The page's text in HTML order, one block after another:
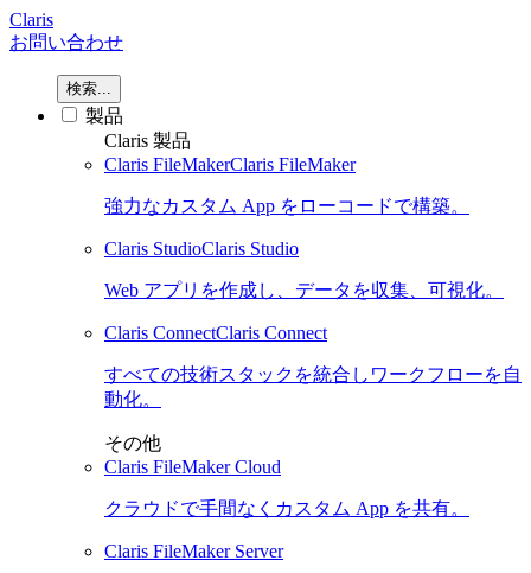
Claris
お問い合わせ
検索...
製品
Claris 製品
Claris FileMakerClaris FileMaker
強力なカスタム App をローコードで構築。
Claris StudioClaris Studio
Web アプリを作成し、データを収集、可視化。
Claris ConnectClaris Connect
すべての技術スタックを統合しワークフローを自
動化。
その他
Claris FileMaker Cloud
クラウドで手間なくカスタム App を共有。
Claris FileMaker Server